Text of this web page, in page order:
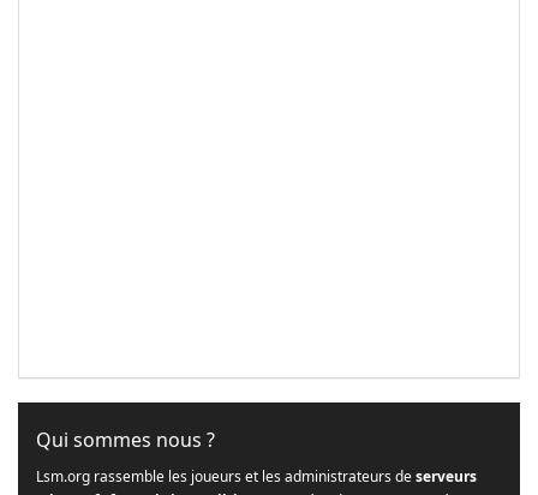
Qui sommes nous ?
Lsm.org rassemble les joueurs et les administrateurs deserveurs